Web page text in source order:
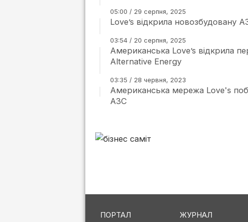
05:00 / 29 серпня, 2025
Love’s відкрила новозбудовану
03:54 / 20 серпня, 2025
Американська Love’s відкрила
Alternative Energy
03:35 / 28 червня, 2023
Американська мережа Love's
АЗС
ПОРТАЛ ЖУРНАЛ